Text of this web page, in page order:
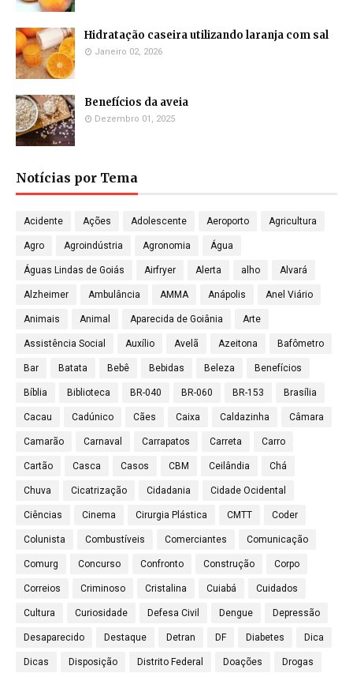
Hidratação caseira utilizando laranja com sal
Janeiro 02, 2026
Benefícios da aveia
Dezembro 01, 2025
Notícias por Tema
Acidente Ações Adolescente Aeroporto Agricultura
Agro Agroindústria Agronomia Água
Águas Lindas de Goiás Airfryer Alerta alho Alvará
Alzheimer Ambulância AMMA Anápolis Anel Viário
Animais Animal Aparecida de Goiânia Arte
Assistência Social Auxílio Avelã Azeitona Bafômetro
Bar Batata Bebê Bebidas Beleza Benefícios
Bíblia Biblioteca BR-040 BR-060 BR-153 Brasília
Cacau Cadúnico Cães Caixa Caldazinha Câmara
Camarão Carnaval Carrapatos Carreta Carro
Cartão Casca Casos CBM Ceilândia Chá
Chuva Cicatrização Cidadania Cidade Ocidental
Ciências Cinema Cirurgia Plástica CMTT Coder
Colunista Combustíveis Comerciantes Comunicação
Comurg Concurso Confronto Construção Corpo
Correios Criminoso Cristalina Cuiabá Cuidados
Cultura Curiosidade Defesa Civil Dengue Depressão
Desaparecido Destaque Detran DF Diabetes Dica
Dicas Disposição Distrito Federal Doações Drogas